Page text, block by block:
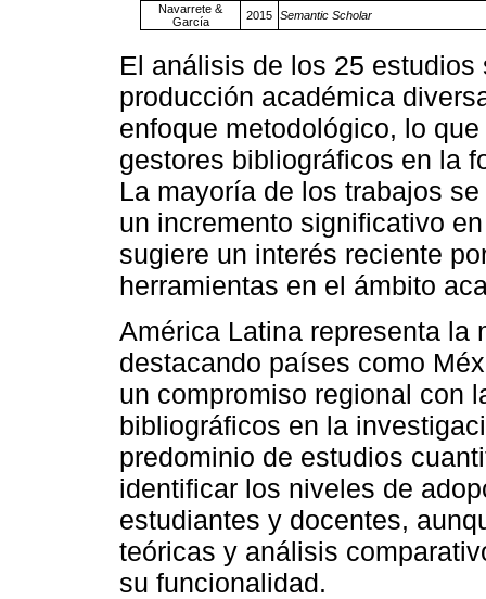
Navarrete &
García
2015 Semantic Scholar
El análisis de los 25
producción académica
enfoque metodológico, lo
gestores bibliográficos en la
La mayoría de los trabajos
un incremento significativo
sugiere un interés reciente
herramientas en el ámbito
América Latina representa la
destacando países como
un compromiso regional con
bibliográficos en la
predominio de estudios
identificar los niveles de
estudiantes y docentes,
teóricas y análisis
su funcionalidad.